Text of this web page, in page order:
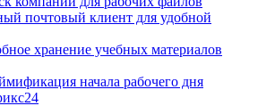
почтовый клиент для удобной
хранение учебных материалов
начала рабочего дня